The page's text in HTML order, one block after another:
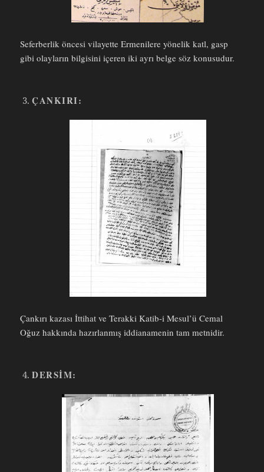
Seferberlik öncesi vilayette Ermenilere yönelik katl, gasp
gibi olayların bilgisini içeren iki ayrı belge söz konusudur.
ÇANKIRI:
Çankırı kazası İttihat ve Terakki Katib-i Mesul’ü Cemal
Oğuz hakkında hazırlanmış iddianamenin tam metnidir.
DERSIM: